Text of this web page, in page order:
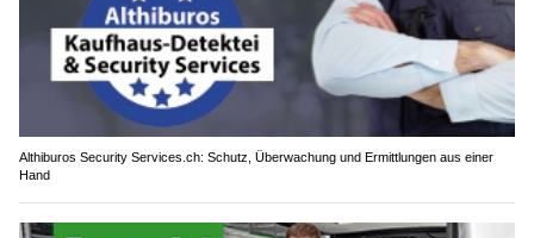
Althiburos Security Services.ch: Schutz, Überwachung und Ermittlungen aus einer
Hand